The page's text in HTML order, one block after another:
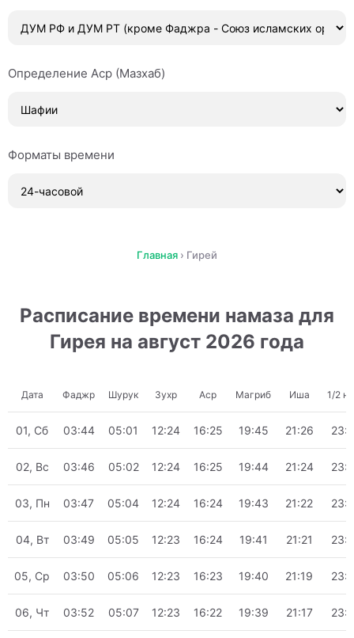
Определение Аср (Мазхаб)
Форматы времени
Главная › Гирей
Расписание времени намаза для
Гирея на август 2026 года
Дата Фаджр Шурук Зухр Аср Магриб Иша 1/2
01, Сб 03:44 05:01 12:24 16:25 19:45 21:26
02, Вс 03:46 05:02 12:24 16:25 19:44 21:24
03, Пн 03:47 05:04 12:24 16:24 19:43 21:22
04, Вт 03:49 05:05 12:23 16:24 19:41 21:21
05, Ср 03:50 05:06 12:23 16:23 19:40 21:19
06, Чт 03:52 05:07 12:23 16:22 19:39 21:17